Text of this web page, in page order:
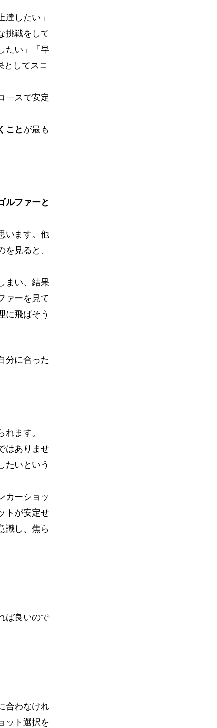
したい」
挑戦をして
たい」「早
としてスコ
ースで安定
ことが最も
ルファーと
います。他
見ると、
まい、結果
ァーを見て
に飛ばそう
分に合った
ます。
はありませ
たいという
カーショッ
トが安定せ
識し、焦ら
ば良いので
合わなけれ
ット選択を